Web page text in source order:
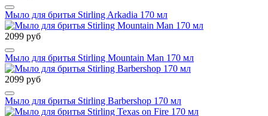
Мыло для бритья Stirling Arkadia 170 мл
2099 руб
Мыло для бритья Stirling Mountain Man 170 мл
2099 руб
Мыло для бритья Stirling Barbershop 170 мл